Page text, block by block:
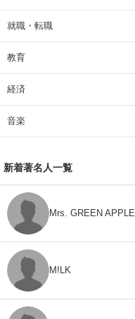
就職・転職
教育
経済
音楽
新着著名人一覧
Mrs. GREEN APPLE
M!LK